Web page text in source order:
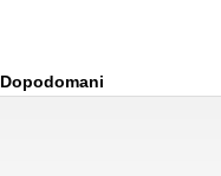
Dopodomani